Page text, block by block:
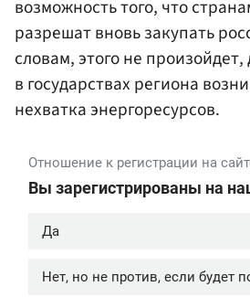
возможность того, что
разрешат вновь закупать
словам, этого не
в государствах региона
нехватка энергоресурсов.